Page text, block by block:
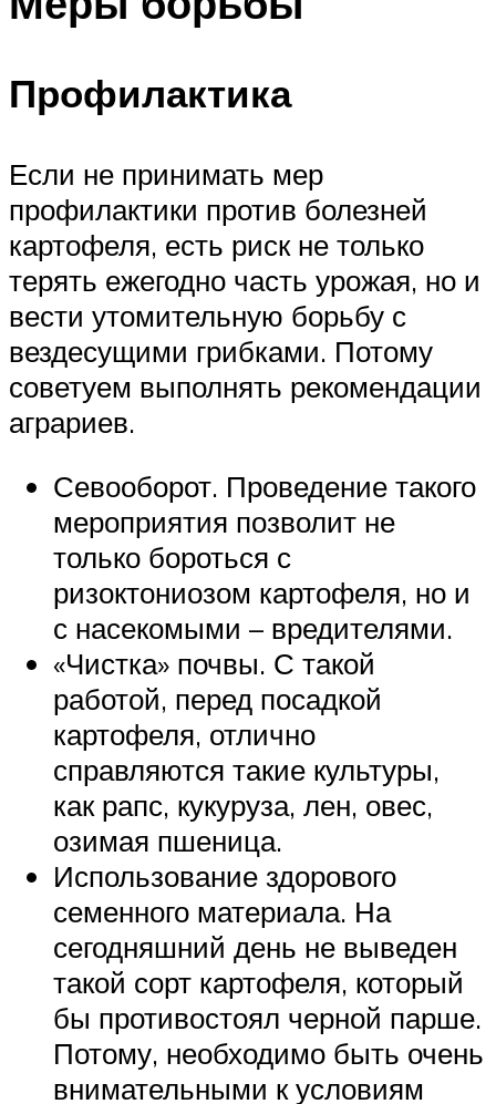
Профилактика
Если не принимать мер
профилактики против болезней
картофеля, есть риск не только
терять ежегодно часть урожая, но и
вести утомительную борьбу с
вездесущими грибками. Потому
советуем выполнять рекомендации
аграриев.
Севооборот. Проведение такого
мероприятия позволит не
только бороться с
ризоктониозом картофеля, но и
с насекомыми – вредителями.
«Чистка» почвы. С такой
работой, перед посадкой
картофеля, отлично
справляются такие культуры,
как рапс, кукуруза, лен, овес,
озимая пшеница.
Использование здорового
семенного материала. На
сегодняшний день не выведен
такой сорт картофеля, который
бы противостоял черной парше.
Потому, необходимо быть очень
внимательными к условиям